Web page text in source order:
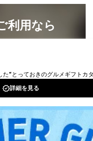
的であり、下記4.の
ますようお願い致し
管理し､あらかじめ
提供することはあり
す。
利用なら
放題！
IOS